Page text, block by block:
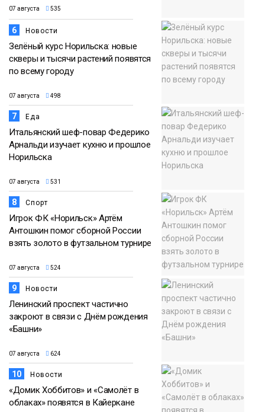
07 августа 535
6 Новости
Зелёный курс Норильска: новые
скверы и тысячи растений появятся
по всему городу
07 августа 498
7 Еда
Итальянский шеф-повар Федерико
Арнальди изучает кухню и прошлое
Норильска
07 августа 531
8 Спорт
Игрок ФК «Норильск» Артём
Антошкин помог сборной России
взять золото в футзальном турнире
07 августа 524
9 Новости
Ленинский проспект частично
закроют в связи с Днём рождения
«Башни»
07 августа 624
10 Новости
«Домик Хоббитов» и «Самолёт в
облаках» появятся в Кайеркане